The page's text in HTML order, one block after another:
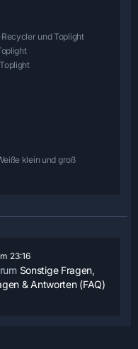
und Toplight
klein und groß
23:16
Sonstige Fragen,
& Antworten (FAQ)